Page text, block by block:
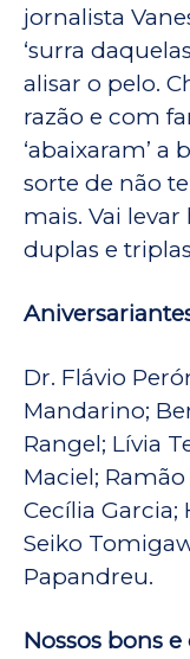
jornalista
‘surra
alisar o pelo.
razão e com
‘abaixaram’ a
sorte de não
mais. Vai levar
duplas e
Dr. Flávio
Mandarino;
Rangel; Lívia
Maciel;
Cecília Garcia;
Seiko
Papandreu.
Nossos bons